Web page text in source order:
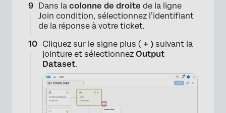
Dans la colonne de droite de la ligne
Join condition, sélectionnez l’identifiant
de la réponse à votre ticket.
Cliquez sur le signe plus ( + ) suivant la
jointure et sélectionnez Output
Dataset.